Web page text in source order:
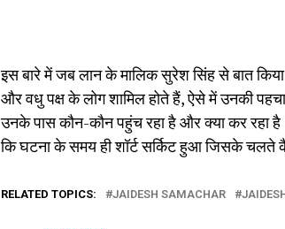
इस बारे में जब लान के मालिक सुरेश सिंह से बात
और वधु पक्ष के लोग शामिल होते हैं, ऐसे में उनकी
उनके पास कौन-कौन पहुंच रहा है और क्या कर रहा
कि घटना के समय ही शॉर्ट सर्किट हुआ जिसके चलते
RELATED TOPICS: JAIDESH SAMACHAR